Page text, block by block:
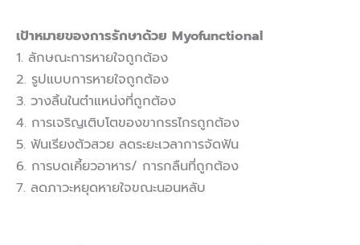
เป้าหมายของการรักษาด้วย Myofunctional
1. ลักษณะการหายใจถูกต้อง
2. รูปแบบการหายใจถูกต้อง
3. วางลิ้นในตำแหน่งที่ถูกต้อง
4. การเจริญเติบโตของขากรรไกรถูกต้อง
5. ฟันเรียงตัวสวย ลดระยะเวลาการจัดฟัน
6. การบดเคี้ยวอาหาร/ การกลืนที่ถูกต้อง
7. ลดภาวะหยุดหายใจขณะนอนหลับ